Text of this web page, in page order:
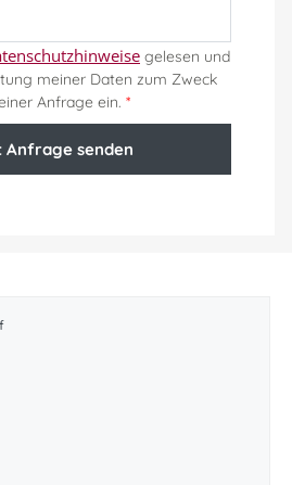
gelesen und
meiner Daten zum Zweck
Anfrage ein. *
Anfrage senden